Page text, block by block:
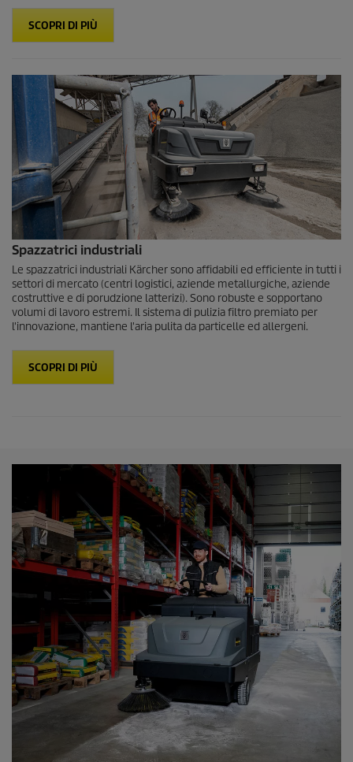
SCOPRI DI PIÙ
Spazzatrici industriali
Le spazzatrici industriali Kärcher sono affidabili ed efficiente in tutti i
settori di mercato (centri logistici, aziende metallurgiche, aziende
costruttive e di porudzione latterizi). Sono robuste e sopportano
volumi di lavoro estremi. Il sistema di pulizia filtro premiato per
l'innovazione, mantiene l'aria pulita da particelle ed allergeni.
SCOPRI DI PIÙ